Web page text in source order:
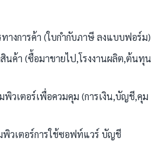
างการค้า (ใบกำกับภาษี ลงแบบฟอร์ม)
นค้า (ซื้อมาขายไป,โรงงานผลิต,ต้นทุน
พิวเตอร์เพื่อควมคุม (การเงิน,บัญชี,คุม
วเตอร์การใช้ซอฟท์แวร์ บัญชี